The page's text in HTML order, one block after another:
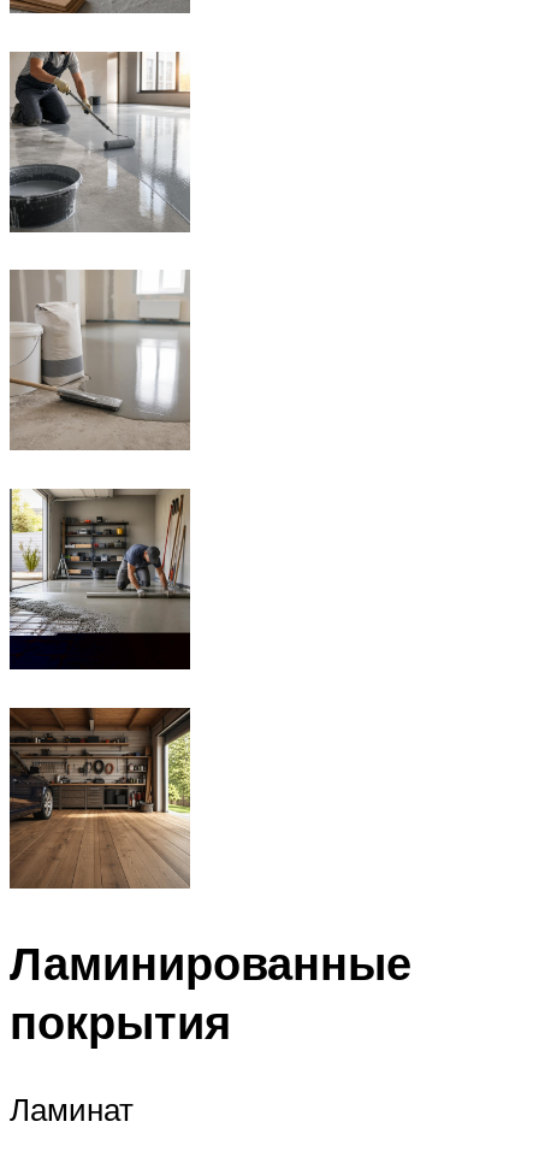
Ламинированные
покрытия
Ламинат